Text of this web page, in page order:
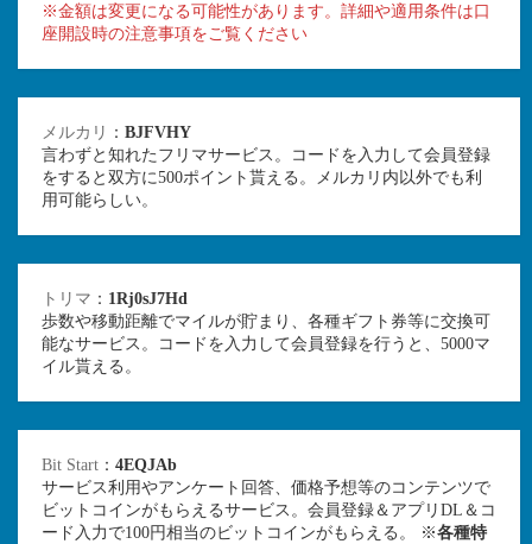
※金額は変更になる可能性があります。詳細や適用条件は口
座開設時の注意事項をご覧ください
メルカリ ： BJFVHY
言わずと知れたフリマサービス。コードを入力して会員登録
をすると双方に500ポイント貰える。メルカリ内以外でも利
用可能らしい。
トリマ ： 1Rj0sJ7Hd
歩数や移動距離でマイルが貯まり、各種ギフト券等に交換可
能なサービス。コードを入力して会員登録を行うと、5000マ
イル貰える。
Bit Start ： 4EQJAb
サービス利用やアンケート回答、価格予想等のコンテンツで
ビットコインがもらえるサービス。会員登録＆アプリDL＆コ
ード入力で100円相当のビットコインがもらえる。 ※各種特